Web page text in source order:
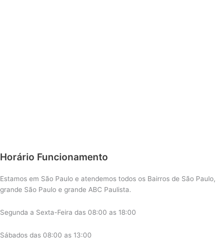
Horário Funcionamento
Estamos em São Paulo e atendemos todos os Bairros de São Paulo,
grande São Paulo e grande ABC Paulista.
Segunda a Sexta-Feira das 08:00 as 18:00
Sábados das 08:00 as 13:00